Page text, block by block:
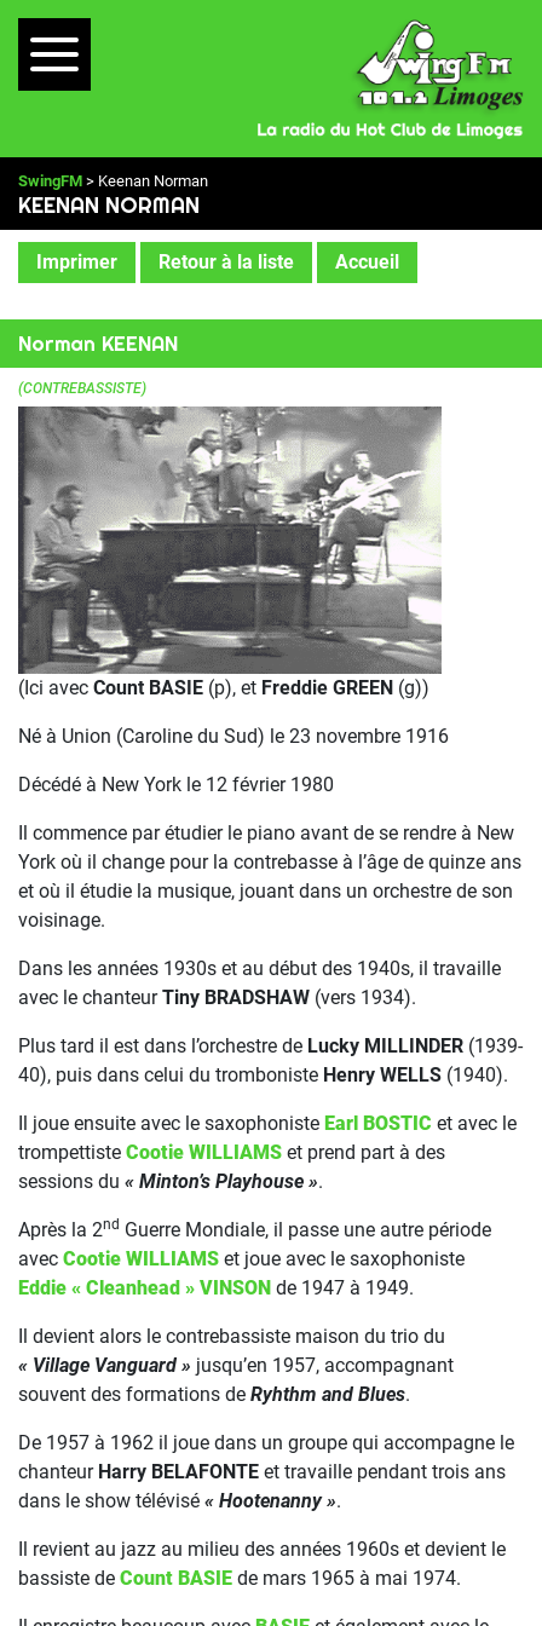
SwingFM > Keenan Norman
KEENAN NORMAN
Imprimer Retour à la liste Accueil
Norman KEENAN
(CONTREBASSISTE)
(Ici avec Count BASIE (p), et Freddie GREEN (g))
Né à Union (Caroline du Sud) le 23 novembre 1916
Décédé à New York le 12 février 1980
Il commence par étudier le piano avant de se rendre à New
York où il change pour la contrebasse à l’âge de quinze ans
et où il étudie la musique, jouant dans un orchestre de son
voisinage.
Dans les années 1930s et au début des 1940s, il travaille
avec le chanteurTiny BRADSHAW (vers 1934).
Plus tard il est dans l’orchestre de Lucky MILLINDER (1939-
40), puis dans celui du tromboniste Henry WELLS (1940).
Il joue ensuite avec le saxophoniste Earl BOSTIC et avec le
trompettiste Cootie WILLIAMS et prend part à des
sessions du « Minton’s Playhouse ».
Après la 2nd Guerre Mondiale, il passe une autre période
avec Cootie WILLIAMS et joue avec le saxophoniste
Eddie « Cleanhead » VINSON de 1947 à 1949.
Il devient alors le contrebassiste maison du trio du
« Village Vanguard » jusqu’en 1957, accompagnant
souvent des formations de Ryhthm and Blues.
De 1957 à 1962 il joue dans un groupe qui accompagne le
chanteur Harry BELAFONTE et travaille pendant trois ans
dans le show télévisé « Hootenanny ».
Il revient au jazz au milieu des années 1960s et devient le
bassiste de Count BASIE de mars 1965 à mai 1974.